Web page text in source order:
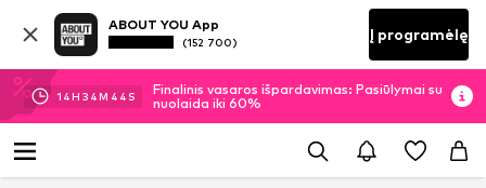
ABOUT YOU App
(152 700) Į programėlę
14H 34M 43 S
Finalinis vasaros išpardavimas: Pasiūlymai su
nuolaida iki 60%